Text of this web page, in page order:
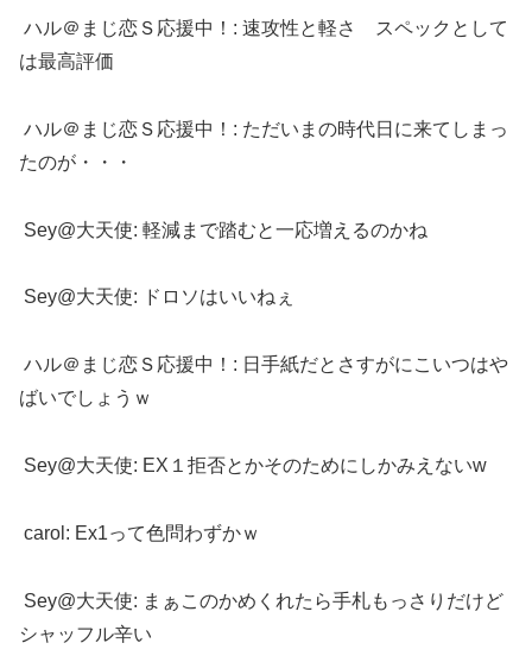
ハル＠まじ恋Ｓ応援中！: 速攻性と軽さ スペックとして
は最高評価
ハル＠まじ恋Ｓ応援中！: ただいまの時代日に来てしまっ
たのが・・・
Sey@大天使: 軽減まで踏むと一応増えるのかね
Sey@大天使: ドロソはいいねぇ
ハル＠まじ恋Ｓ応援中！: 日手紙だとさすがにこいつはや
ばいでしょうｗ
Sey@大天使: EX１拒否とかそのためにしかみえないw
carol: Ex1って色問わずかｗ
Sey@大天使: まぁこのかめくれたら手札もっさりだけど
シャッフル辛い